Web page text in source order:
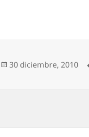
Publicado
30 diciembre, 2010